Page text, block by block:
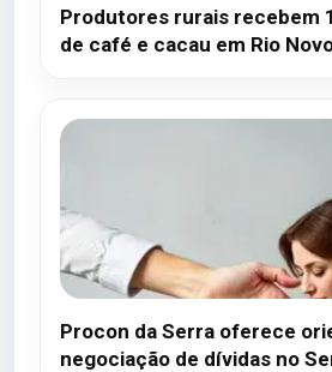
Produtores rurais recebem
de café e cacau em Rio
Procon da Serra oferece
negociação de dívidas no